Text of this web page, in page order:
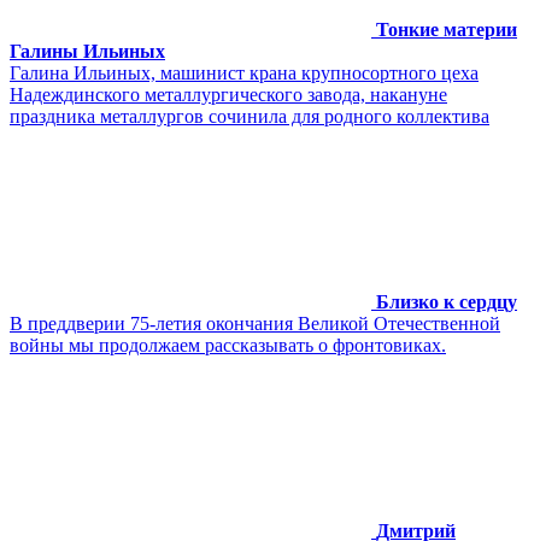
Тонкие материи
Галины Ильиных
Галина Ильиных, машинист крана крупносортного цеха
Надеждинского металлургического завода, накануне
праздника металлургов сочинила для родного коллектива
Близко к сердцу
В преддверии 75-летия окончания Великой Отечественной
войны мы продолжаем рассказывать о фронтовиках.
Дмитрий